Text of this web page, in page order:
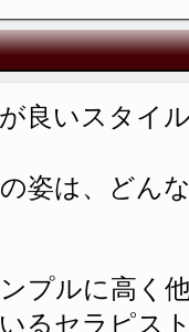
良いスタイ
姿は、どん
プルに高く
るセラピス